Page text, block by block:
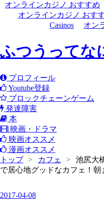
オンラインカジノ おすすめ
オンラインカジノ おす
Casinos
オン
ふつうってな
プロフィール
Youtube登録
ブロックチェーンゲーム
発達障害
本
映画・ドラマ
映画オススメ
漫画オススメ
トップ
> カフェ >
池尻大
で居心地グッドなカフェ！朝
2017-04-08